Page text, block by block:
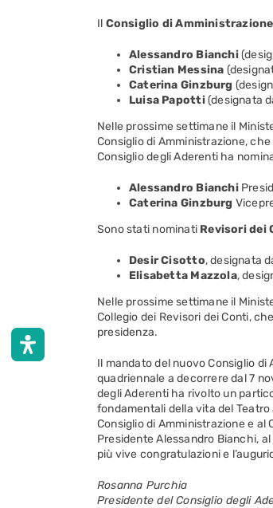
Il Consiglio di Amministrazione
Alessandro Bianchi
Cristian Messina
Caterina Ginzburg
Luisa Papotti(designata
Nelle prossime settimane il
Consiglio di Amministrazione,
Consiglio degli Aderenti ha
Alessandro Bianchi
Caterina Ginzburg
Sono stati nominati Revisori dei
Desir Cisotto, designata
Elisabetta Mazzola,
Nelle prossime settimane il
Collegio dei Revisori dei Conti,
presidenza.
Il mandato del nuovo Consiglio
quadriennale a decorrere dal 7
degli Aderenti ha rivolto un
fondamentali della vita del
Consiglio di Amministrazione e al
Presidente Alessandro Bianchi,
più vive congratulazioni e
Rosanna Purchia
Presidente del Consiglio degli